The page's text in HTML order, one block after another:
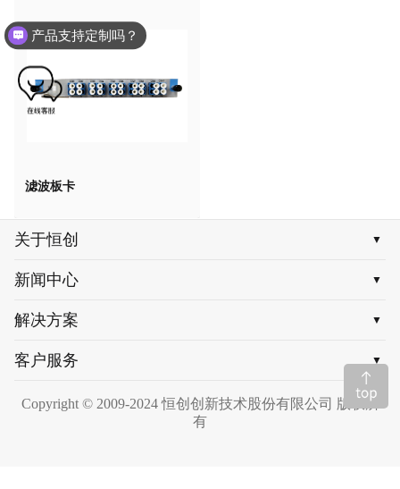
滤波板卡
关于恒创 ▼
新闻中心 ▼
解决方案 ▼
客户服务 ▼
Copyright © 2009-2024 恒创创新技术股份有限公司 版权所
有
产品支持定制吗？